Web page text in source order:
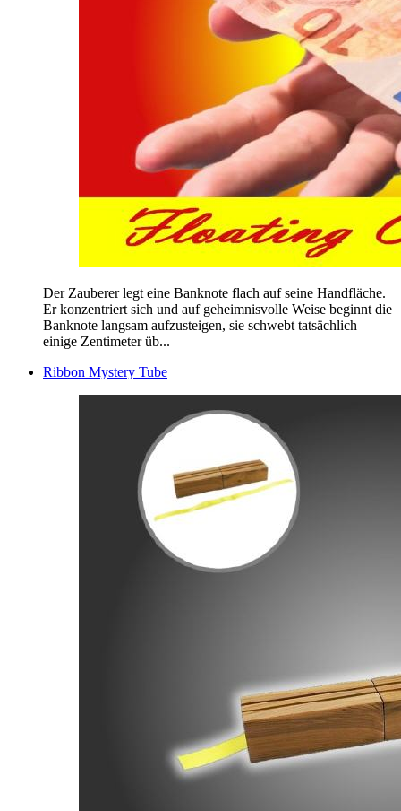
Der Zauberer legt eine Banknote flach auf seine Handfläche.
Er konzentriert sich und auf geheimnisvolle Weise beginnt die
Banknote langsam aufzusteigen, sie schwebt tatsächlich
einige Zentimeter üb...
Ribbon Mystery Tube